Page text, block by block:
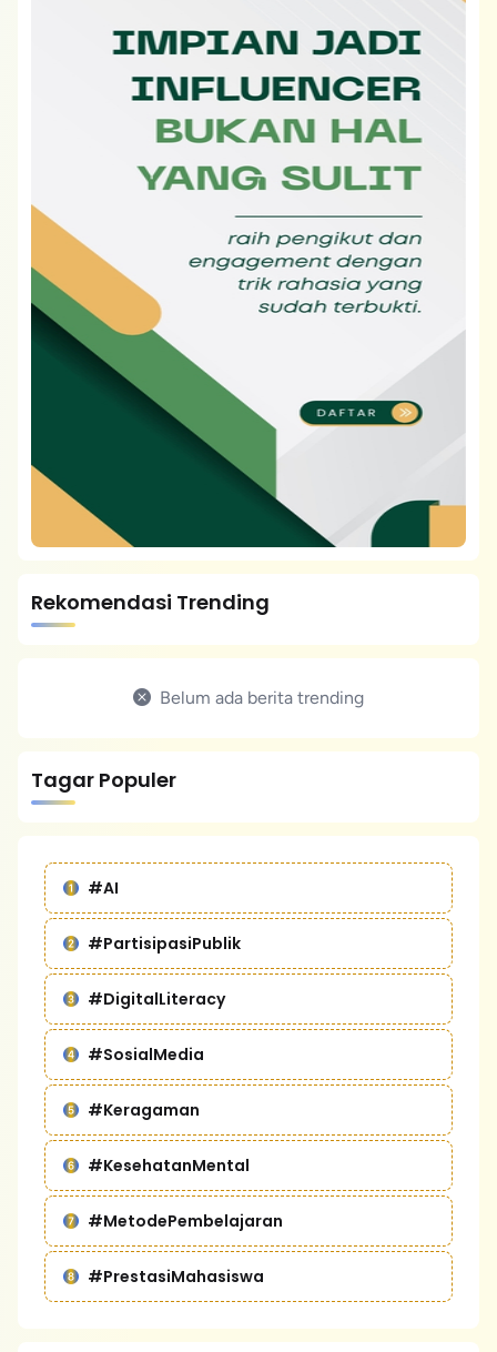
Rekomendasi Trending
Belum ada berita trending
Tagar Populer
#AI
#PartisipasiPublik
#DigitalLiteracy
#SosialMedia
#Keragaman
#KesehatanMental
#MetodePembelajaran
#PrestasiMahasiswa